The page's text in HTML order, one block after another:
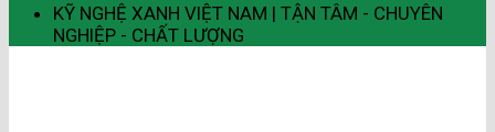
KỸ NGHỆ XANH VIỆT NAM | TẬN TÂM - CHUYÊN
NGHIỆP - CHẤT LƯỢNG